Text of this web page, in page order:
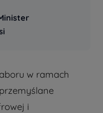
w ramach
i